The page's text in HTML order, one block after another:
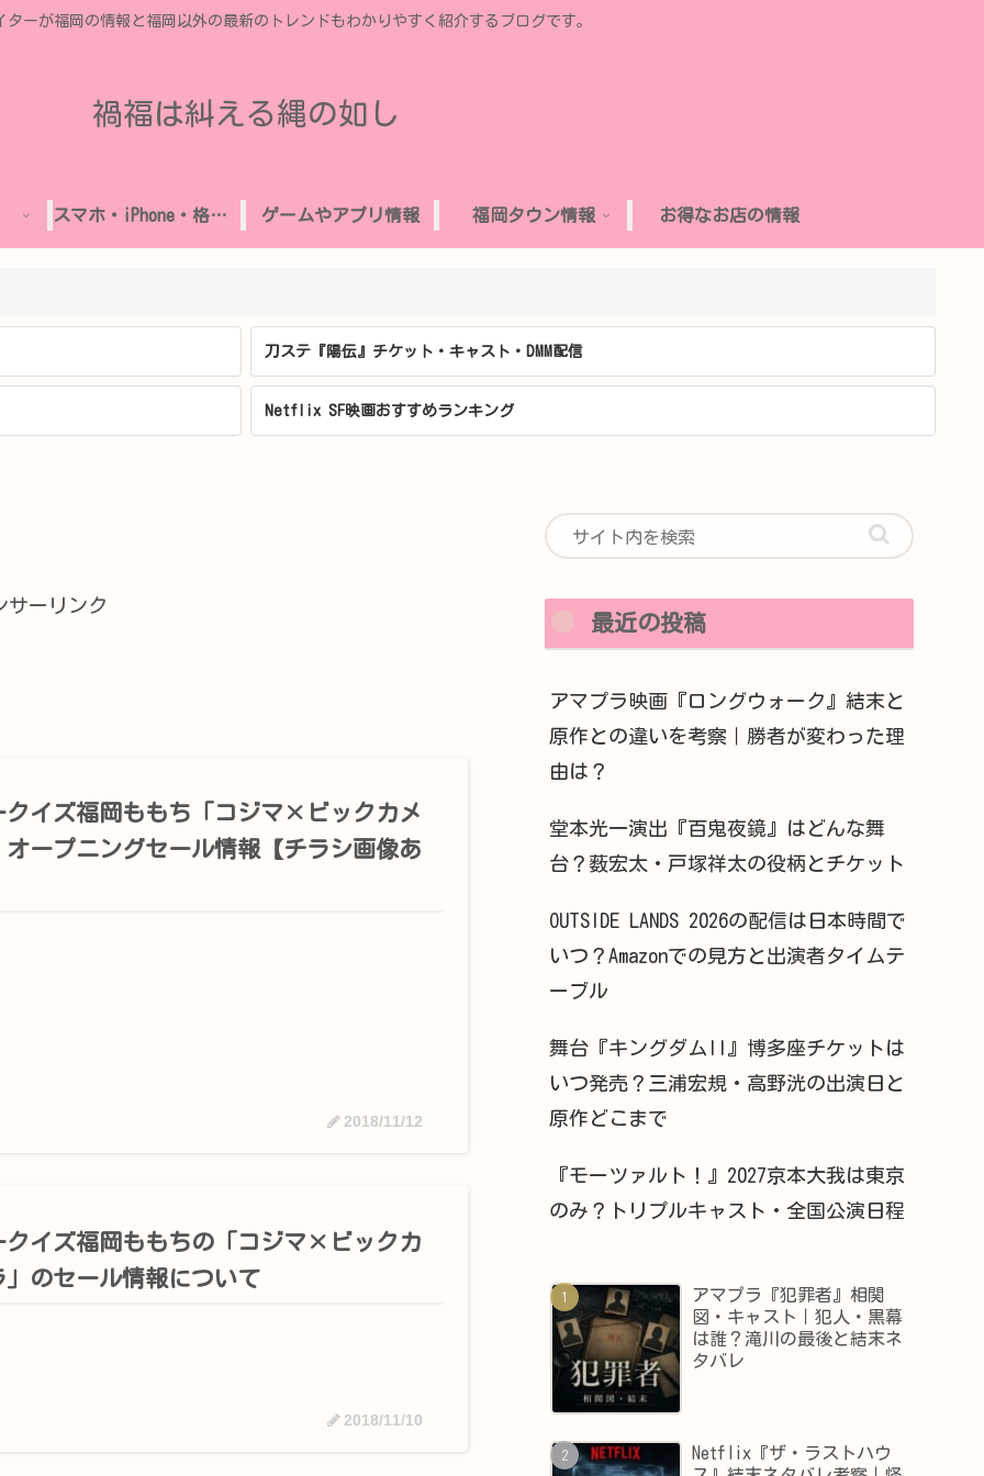
ターが福岡の情報と福岡以外の最新のトレンドもわかりやすく紹介するブログです。
禍福は糾える縄の如し
スマホ・iPhone・格安SIM ゲームやアプリ情報 福岡タウン情報 お得なお店の情報
刀ステ『陽伝』チケット・キャスト・DMM配信
Netflix SF映画おすすめランキング
サーリンク
クイズ福岡ももち「コジマ×ビックカメ
オープニングセール情報【チラシ画像あ
2018/11/12
クイズ福岡ももちの「コジマ×ビックカ
」のセール情報について
2018/11/10
最近の投稿
アマプラ映画『ロングウォーク』結末と
原作との違いを考察｜勝者が変わった理
由は？
堂本光一演出『百鬼夜鏡』はどんな舞
台？薮宏太・戸塚祥太の役柄とチケット
OUTSIDE LANDS 2026の配信は日本時間で
いつ？Amazonでの見方と出演者タイムテ
ーブル
舞台『キングダムII』博多座チケットは
いつ発売？三浦宏規・高野洸の出演日と
原作どこまで
『モーツァルト！』2027京本大我は東京
のみ？トリプルキャスト・全国公演日程
アマプラ『犯罪者』相関
図・キャスト｜犯人・黒幕
は誰？滝川の最後と結末ネ
タバレ
Netflix『ザ・ラストハウ